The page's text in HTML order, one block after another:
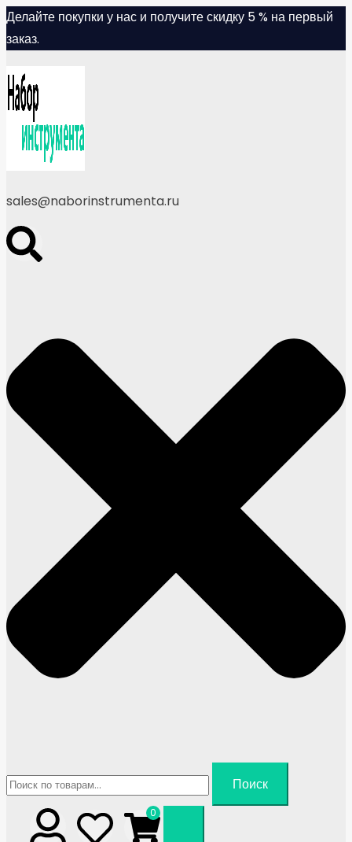
Skip
to
Делайте покупки у нас и получите скидку 5 % на первый
заказ.
sales@naborinstrumenta.ru
Искать:
Поиск
0